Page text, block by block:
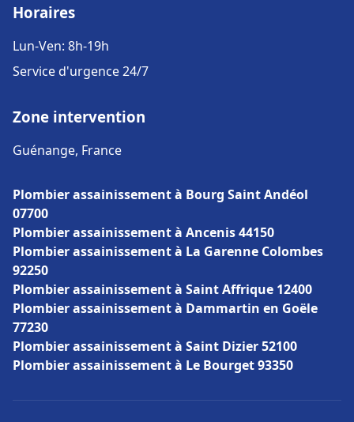
Horaires
Lun-Ven: 8h-19h
Service d'urgence 24/7
Zone intervention
Guénange, France
Plombier assainissement à Bourg Saint Andéol
07700
Plombier assainissement à Ancenis 44150
Plombier assainissement à La Garenne Colombes
92250
Plombier assainissement à Saint Affrique 12400
Plombier assainissement à Dammartin en Goële
77230
Plombier assainissement à Saint Dizier 52100
Plombier assainissement à Le Bourget 93350